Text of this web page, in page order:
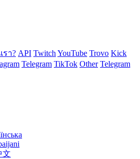
รา? API Twitch YouTube Trovo Kick
Telegram TikTok Other Telegram
文